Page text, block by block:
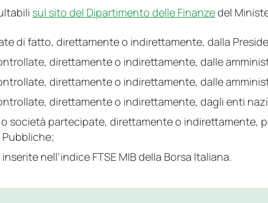
sul sito del Dipartimento delle Finanzedel
di fatto, direttamente o indirettamente, dalla
direttamente o indirettamente, dalle
direttamente o indirettamente, dalle
direttamente o indirettamente, dagli enti
società partecipate, direttamente o indirettamente,
nell’indice FTSE MIB della Borsa Italiana.